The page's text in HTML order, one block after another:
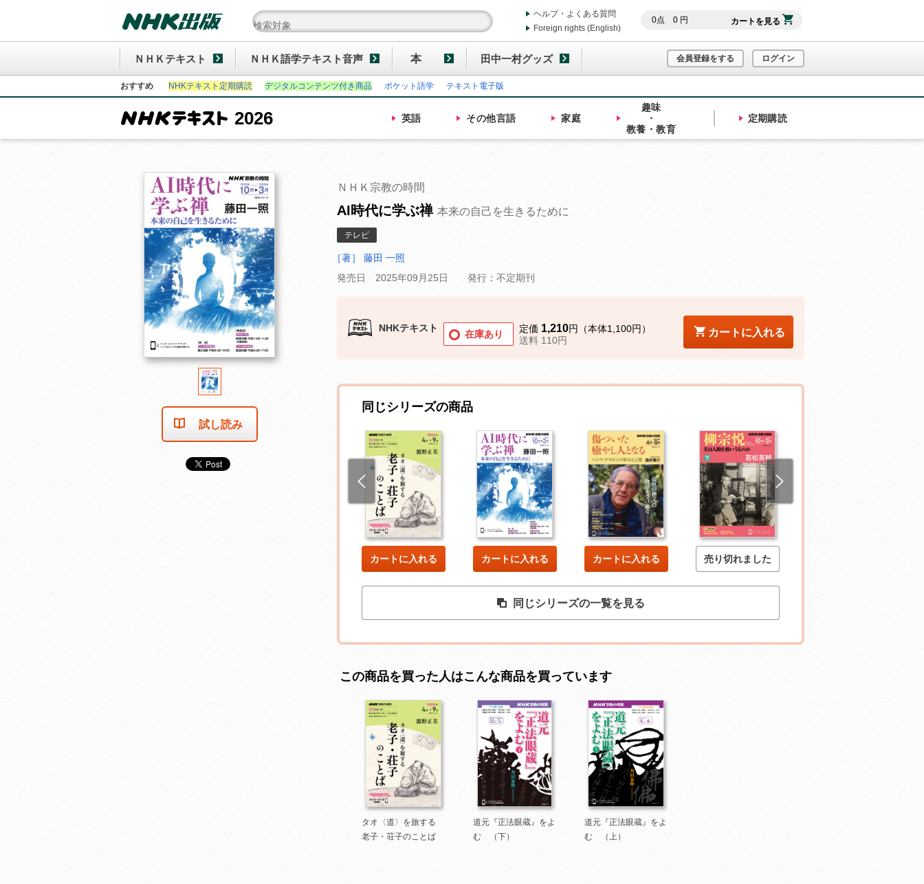
0点 0円 カートを見る
ヘルプ・よくある質問
Foreign rights (English)
ＮＨＫテキスト ＮＨＫ語学テキスト音声 本 田中一村グッズ 会員登録をする ログイン
おすすめ NHKテキスト定期購読 デジタルコンテンツ付き商品 ポケット語学 テキスト電子版
2026 英語 その他言語 家庭
趣味
・
教養・教育
定期購読
試し読み
ＮＨＫ宗教の時間
AI時代に学ぶ禅 本来の自己を生きるために
テレビ
［著］ 藤田 一照
発売日 2025年09月25日
発行：不定期刊
NHKテキスト
在庫あり 定価 1,210円（本体1,100円）
送料 110円
カートに入れる
同じシリーズの商品
カートに入れる カートに入れる カートに入れる 売り切れました
同じシリーズの一覧を見る
この商品を買った人はこんな商品を買っています
タオ〈道〉を旅する
老子・荘子のことば
道元『正法眼蔵』をよ
む （下）
道元『正法眼蔵』をよ
む （上）